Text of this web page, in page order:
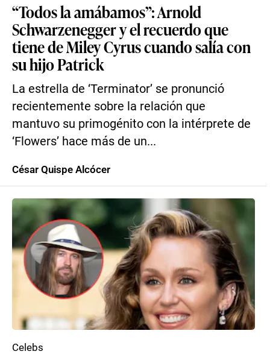
“Todos la amábamos”: Arnold
Schwarzenegger y el recuerdo que
tiene de Miley Cyrus cuando salía con
su hijo Patrick
La estrella de ‘Terminator’ se pronunció
recientemente sobre la relación que
mantuvo su primogénito con la intérprete de
‘Flowers’ hace más de un...
César Quispe Alcócer
Celebs